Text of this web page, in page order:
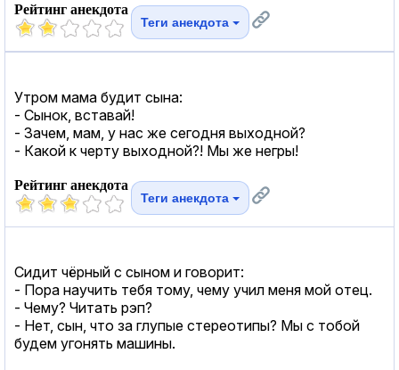
Рейтинг анекдота
Теги анекдота
Утром мама будит сына:
- Сынок, вставай!
- Зачем, мам, у нас же сегодня выходной?
- Какой к черту выходной?! Мы же негры!
Рейтинг анекдота
Теги анекдота
Сидит чёрный с сыном и говорит:
- Пора научить тебя тому, чему учил меня мой отец.
- Чему? Читать рэп?
- Нет, сын, что за глупые стереотипы? Мы с тобой
будем угонять машины.